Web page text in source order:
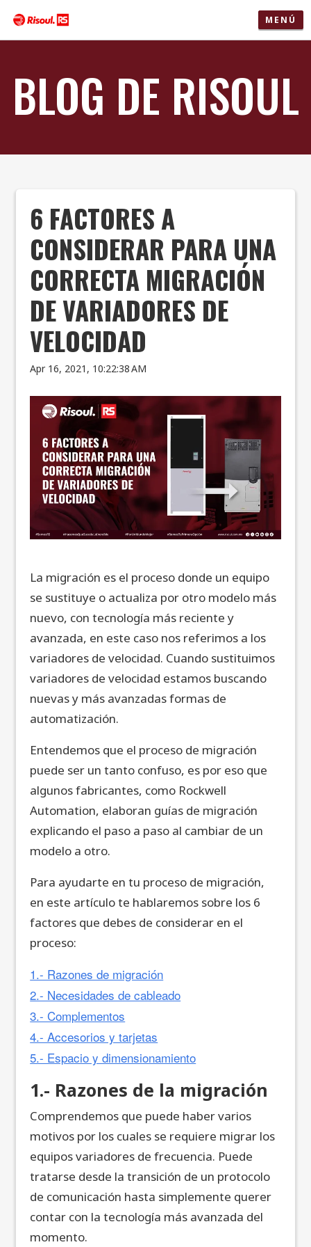
MENÚ
BLOG DE RISOUL
6 FACTORES A
CONSIDERAR PARA UNA
CORRECTA MIGRACIÓN
DE VARIADORES DE
VELOCIDAD
Apr 16, 2021, 10:22:38 AM
La migración es el proceso donde un equipo
se sustituye o actualiza por otro modelo más
nuevo, con tecnología más reciente y
avanzada, en este caso nos referimos a los
variadores de velocidad. Cuando sustituimos
variadores de velocidad estamos buscando
nuevas y más avanzadas formas de
automatización.
Entendemos que el proceso de migración
puede ser un tanto confuso, es por eso que
algunos fabricantes, como Rockwell
Automation, elaboran guías de migración
explicando el paso a paso al cambiar de un
modelo a otro.
Para ayudarte en tu proceso de migración,
en este artículo te hablaremos sobre los 6
factores que debes de considerar en el
proceso:
1.- Razones de migración
2.- Necesidades de cableado
3.- Complementos
4.- Accesorios y tarjetas
5.- Espacio y dimensionamiento
1.- Razones de la migración
Comprendemos que puede haber varios
motivos por los cuales se requiere migrar los
equipos variadores de frecuencia. Puede
tratarse desde la transición de un protocolo
de comunicación hasta simplemente querer
contar con la tecnología más avanzada del
momento.